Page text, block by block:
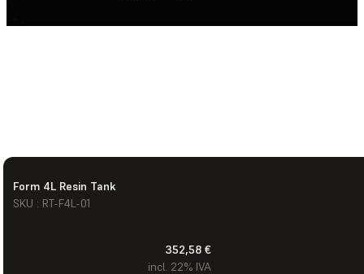
Form 4L Resin Tank
SKU : RT-F4L-01
352,58 €
incl. 22% IVA